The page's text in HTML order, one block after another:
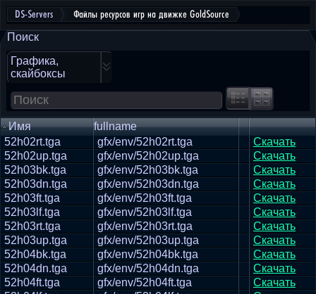
DS-Servers Файлы ресурсов игр на движке GoldSource
Поиск
Графика,
скайбоксы
Имя
fullname
52h02rt.tga
gfx/env/52h02rt.tga
Скачать
52h02up.tga
gfx/env/52h02up.tga
Скачать
52h03bk.tga
gfx/env/52h03bk.tga
Скачать
52h03dn.tga
gfx/env/52h03dn.tga
Скачать
52h03ft.tga
gfx/env/52h03ft.tga
Скачать
52h03lf.tga
gfx/env/52h03lf.tga
Скачать
52h03rt.tga
gfx/env/52h03rt.tga
Скачать
52h03up.tga
gfx/env/52h03up.tga
Скачать
52h04bk.tga
gfx/env/52h04bk.tga
Скачать
52h04dn.tga
gfx/env/52h04dn.tga
Скачать
52h04ft.tga
gfx/env/52h04ft.tga
Скачать